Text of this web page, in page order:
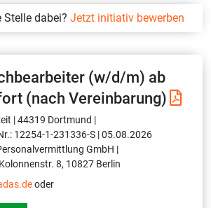
Stelle dabei? Jetzt initiativ bewerben
(w/d/m) ab
(nach Vereinbarung)
|44319 Dortmund |
12254-1-231336-S |05.08.2026
GmbH |
Kolonnenstr. 8, 10827 Berlin
oder